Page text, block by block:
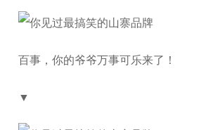
百事，你的爷爷万事可乐来了！
▼